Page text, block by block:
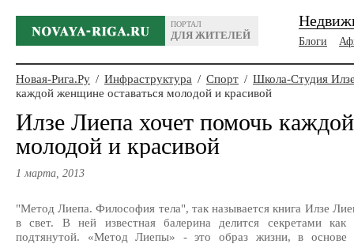
ПОРТАЛ
ДЛЯ ЖИТЕЛЕЙ
Блоги
Новая-Рига.Ру / Инфраструктура / Спорт / Школа-Студия
каждой женщине оставаться молодой и красивой
Илзе Лиепа хочет помочь
молодой и красивой
1 марта, 2013
"Метод Лиепа. Философия тела", так называется книга Илзе
в свет. В ней известная балерина делится секретами
подтянутой. «Метод Лиепы» - это образ жизни, в основе